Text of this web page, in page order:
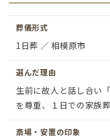
葬儀形式
1日葬 ／ 相模原市
選んだ理由
生前に故人と話し合い
を尊重、１日での家族
斎場・安置の印象